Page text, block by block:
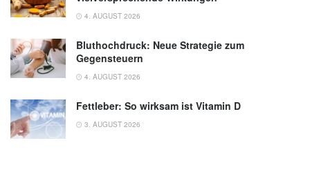
4. AUGUST 2026
Bluthochdruck: Neue Strategie zum
Gegensteuern
4. AUGUST 2026
Fettleber: So wirksam ist Vitamin D
3. AUGUST 2026